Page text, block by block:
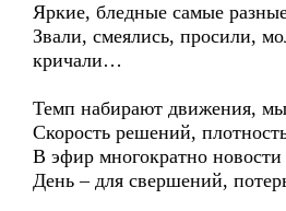
Яркие, бледные самые
Звали, смеялись, просили,
кричали…
Темп набирают движения,
Скорость решений,
В эфир многократно
День – для свершений,